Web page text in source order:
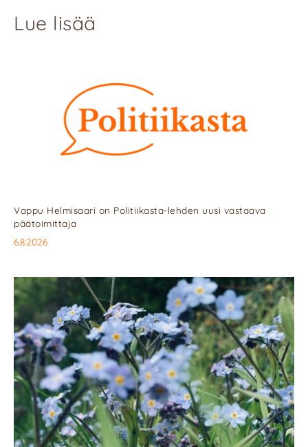
Lue lisää
Vappu Helmisaari on Politiikasta-lehden uusi vastaava
päätoimittaja
6.8.2026